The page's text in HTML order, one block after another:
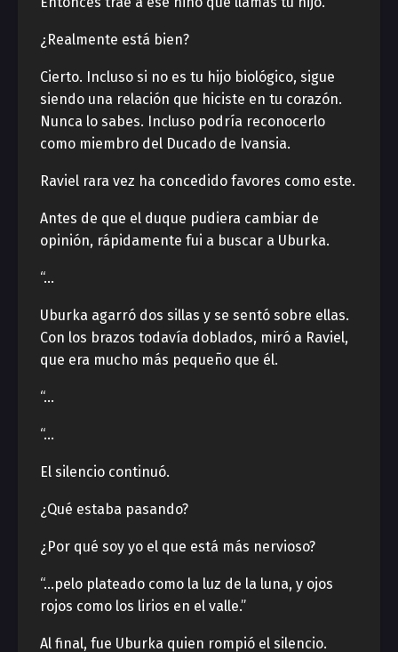
¿Realmente está bien?
Cierto. Incluso si no es tu hijo biológico, sigue
siendo una relación que hiciste en tu corazón.
Nunca lo sabes. Incluso podría reconocerlo
como miembro del Ducado de Ivansia.
Raviel rara vez ha concedido favores como este.
Antes de que el duque pudiera cambiar de
opinión, rápidamente fui a buscar a Uburka.
“…
Uburka agarró dos sillas y se sentó sobre ellas.
Con los brazos todavía doblados, miró a Raviel,
que era mucho más pequeño que él.
“…
“…
El silencio continuó.
¿Qué estaba pasando?
¿Por qué soy yo el que está más nervioso?
“…pelo plateado como la luz de la luna, y ojos
rojos como los lirios en el valle.”
Al final, fue Uburka quien rompió el silencio.